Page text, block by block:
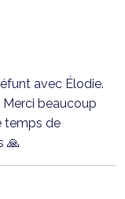
avec Élodie.
beaucoup
temps de
🙏